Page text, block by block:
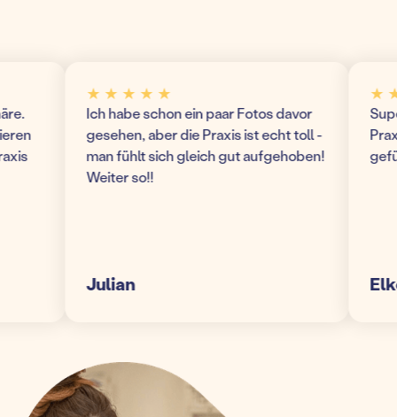
★ ★ ★ ★ ★
Ich habe schon ein paar Fotos davor
gesehen, aber die Praxis ist echt toll -
man fühlt sich gleich gut aufgehoben!
Weiter so!!
Julian
★ ★
Super
Elke